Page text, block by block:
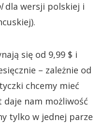
dla wersji polskiej i
się od 9,99 $ i
– zależnie od
chcemy mieć
nam możliwość
tylko w jednej parze